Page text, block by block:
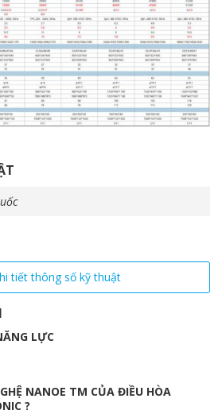
tiết thông số kỹ thuật
LỰC
NANOE TM CỦA ĐIỀU HÒA
?